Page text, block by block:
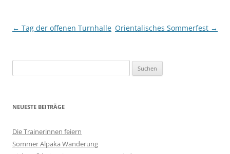
Beitragsnavigation
← Tag der offenen Turnhalle Orientalisches Sommerfest →
nach:
NEUESTE BEITRÄGE
Die Trainerinnen feiern
Sommer Alpaka Wanderung